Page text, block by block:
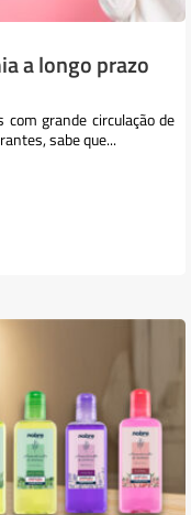
a longo prazo
com grande circulação de
sabe que...